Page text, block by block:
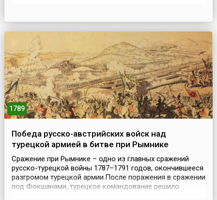
поселение должно было ...
1789
Победа русско-австрийских войск над
турецкой армией в битве при Рымнике
Сражение при Рымнике – одно из главных сражений
русско-турецкой войны 1787–1791 годов, окончившееся
разгромом турецкой армии.После поражения в сражении
под Фокшанами, турецкое командование решило